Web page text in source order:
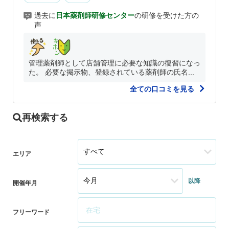
過去に 日本薬剤師研修センターの研修を受けた方の
声
管理薬剤師として店舗管理に必要な知識の復習になっ
た。 必要な掲示物、登録されている薬剤師の氏名...
全ての口コミを見る
再検索する
エリア
開催年月 以降
フリーワード